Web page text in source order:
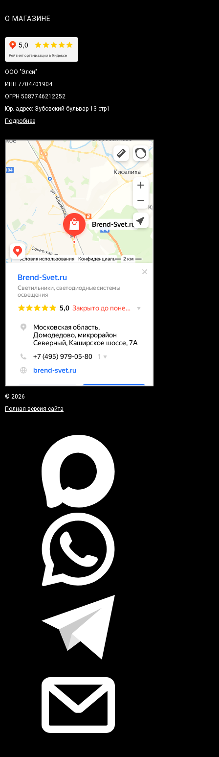
О МАГАЗИНЕ
ООО "Элси"
ИНН 7704701904
ОГРН 5087746212252
Юр. адрес: Зубовский бульвар 13 стр1
Подробнее
© 2026
Полная версия сайта